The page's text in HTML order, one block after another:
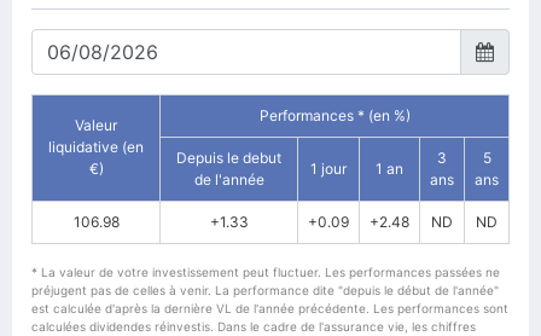
Valeur
liquidative (en
€)
Performances * (en %)
Depuis le debut
de l'année
1 jour 1 an
3
ans
5
ans
106.98 +1.33 +0.09 +2.48 ND ND
* La valeur de votre investissement peut fluctuer. Les performances passées ne
préjugent pas de celles à venir. La performance dite "depuis le début de l'année"
est calculée d'après la dernière VL de l'année précédente. Les performances sont
calculées dividendes réinvestis. Dans le cadre de l'assurance vie, les chiffres